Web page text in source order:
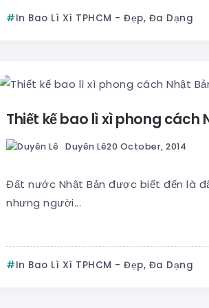
In Bao Lì Xì TPHCM - Đẹp, Đa Dạng
Thiết kế bao lì xì phong cách
Duyên Lê20 October, 2014
Đất nước Nhật Bản được biết đến là
nhưng người...
In Bao Lì Xì TPHCM - Đẹp, Đa Dạng